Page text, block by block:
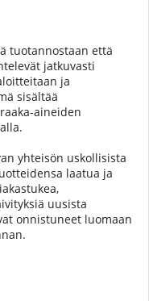
tuotannostaan että
jatkuvasti
ja
sisältää
aineiden
yhteisön uskollisista
laatua ja
uusista
onnistuneet luomaan